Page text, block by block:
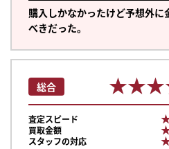
購入しかなかったけど予想外
べきだった。
総合
査定スピード
買取金額
スタッフの対応